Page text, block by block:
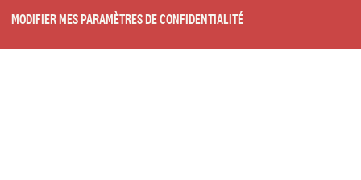
MODIFIER MES PARAMÈTRES DE CONFIDENTIALITÉ